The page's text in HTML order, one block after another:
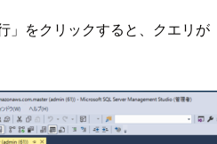
」をクリックすると、クエリが